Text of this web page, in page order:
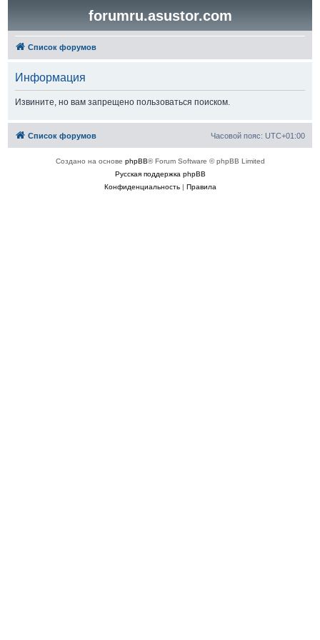
forumru.asustor.com
Список форумов
Информация
Извините, но вам запрещено пользоваться поиском.
Список форумов Часовой пояс: UTC+01:00
Создано на основе phpBB® Forum Software © phpBB Limited
Русская поддержка phpBB
Конфиденциальность| Правила